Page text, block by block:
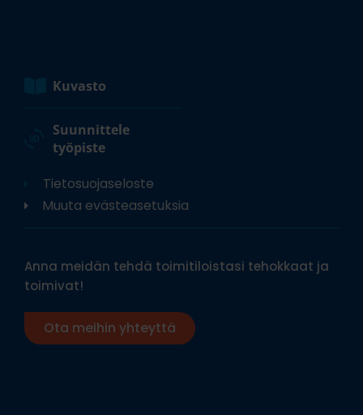
Kuvasto
Suunnittele
työpiste
Tietosuojaseloste
Muuta evästeasetuksia
Anna meidän tehdä toimitiloistasi tehokkaat ja
toimivat!
Ota meihin yhteyttä